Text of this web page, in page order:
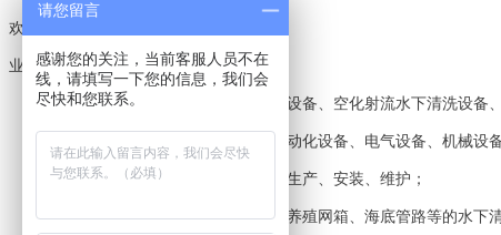
欢迎电询:18560612551,18561519087
业务范围：
工业高压清洗机、新型环保水喷沙设备、空化射流水下清洗设备
各类非标设备、工业设备、机电自动化设备、电气设备、机械设
自动化生产线及配套装置的设计、生产、安装、维护；
专业工程施工：船舶、海洋平台、养殖网箱、海底管路等的水下
请您留言
感谢您的关注，当前客服人员不在
线，请填写一下您的信息，我们会
尽快和您联系。